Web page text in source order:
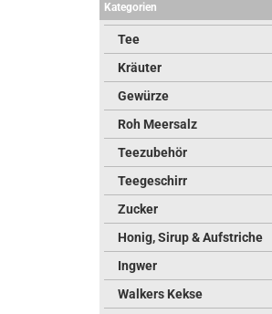
Kategorien
Tee
Kräuter
Gewürze
Roh Meersalz
Teezubehör
Teegeschirr
Zucker
Honig, Sirup & Aufstriche
Ingwer
Walkers Kekse